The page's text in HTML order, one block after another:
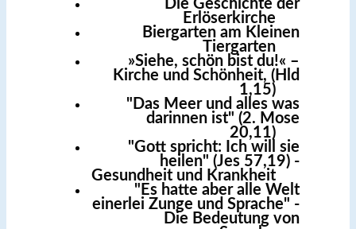
Die Geschichte der
Erlöserkirche
Biergarten am Kleinen
Tiergarten
»Siehe, schön bist du!« –
Kirche und Schönheit, (Hld
1,15)
"Das Meer und alles was
darinnen ist" (2. Mose
20,11)
"Gott spricht: Ich will sie
heilen" (Jes 57,19) -
Gesundheit und Krankheit
"Es hatte aber alle Welt
einerlei Zunge und Sprache" -
Die Bedeutung von